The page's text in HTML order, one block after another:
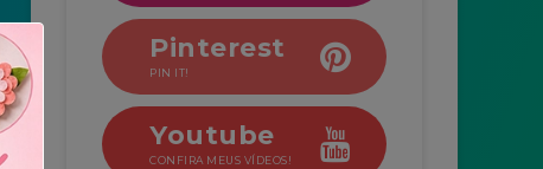
Pinterest
PIN IT!
Youtube
CONFIRA MEUS VÍDEOS!